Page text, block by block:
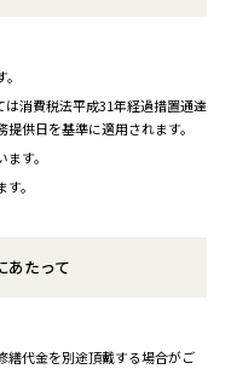
消費税法平成31年経過措置通達
供日を基準に適用されます。
す。
。
あたって
繕代金を別途頂戴する場合がご